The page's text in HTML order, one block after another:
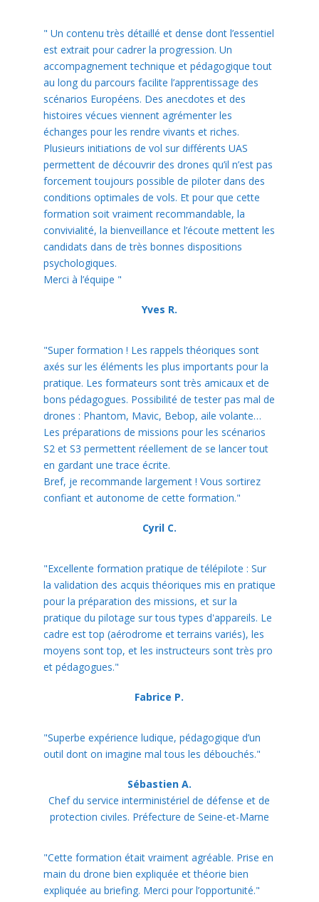
" Un contenu très détaillé et dense dont l’essentiel
est extrait pour cadrer la progression. Un
accompagnement technique et pédagogique tout
au long du parcours facilite l’apprentissage des
scénarios Européens. Des anecdotes et des
histoires vécues viennent agrémenter les
échanges pour les rendre vivants et riches.
Plusieurs initiations de vol sur différents UAS
permettent de découvrir des drones qu’il n’est pas
forcement toujours possible de piloter dans des
conditions optimales de vols. Et pour que cette
formation soit vraiment recommandable, la
convivialité, la bienveillance et l’écoute mettent les
candidats dans de très bonnes dispositions
psychologiques.
Merci à l’équipe "
Yves R.
"Super formation ! Les rappels théoriques sont
axés sur les éléments les plus importants pour la
pratique. Les formateurs sont très amicaux et de
bons pédagogues. Possibilité de tester pas mal de
drones : Phantom, Mavic, Bebop, aile volante…
Les préparations de missions pour les scénarios
S2 et S3 permettent réellement de se lancer tout
en gardant une trace écrite.
Bref, je recommande largement ! Vous sortirez
confiant et autonome de cette formation."
Cyril C.
"Excellente formation pratique de télépilote : Sur
la validation des acquis théoriques mis en pratique
pour la préparation des missions, et sur la
pratique du pilotage sur tous types d'appareils. Le
cadre est top (aérodrome et terrains variés), les
moyens sont top, et les instructeurs sont très pro
et pédagogues."
Fabrice P.
"Superbe expérience ludique, pédagogique d’un
outil dont on imagine mal tous les débouchés."
Sébastien A.
Chef du service interministériel de défense et de
protection civiles. Préfecture de Seine-et-Marne
"Cette formation était vraiment agréable. Prise en
main du drone bien expliquée et théorie bien
expliquée au briefing. Merci pour l’opportunité."